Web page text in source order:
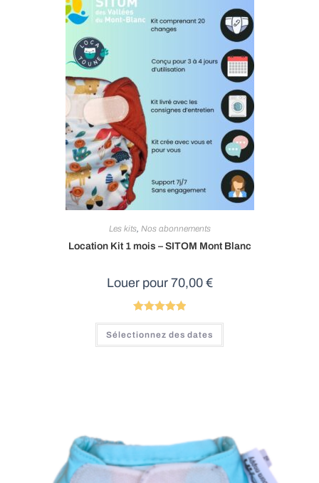
Les kits, Nos abonnements
Location Kit 1 mois – SITOM Mont Blanc
Louer pour 70,00 €
Note5.00
sur 5
Sélectionnez des dates